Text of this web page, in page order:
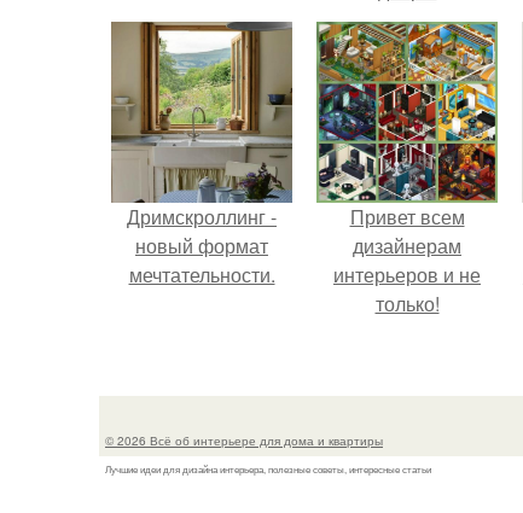
Дримскроллинг -
новый формат
мечтательности.
Привет всем
дизайнерам
интерьеров и не
только!
© 2026 Всё об интерьере для дома и квартиры
Лучшие идеи для дизайна интерьера, полезные советы, интересные статьи